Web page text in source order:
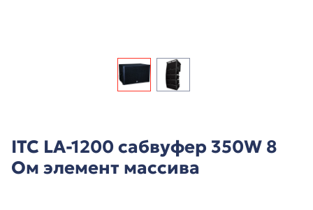
ITC LA-1200 сабвуфер 350W 8
Ом элемент массива